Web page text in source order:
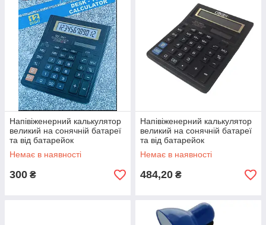
Напівіженерний калькулятор
великий на сонячній батареї
та від батарейок
Немає в наявності
300 ₴
Напівіженерний калькулятор
великий на сонячній батареї
та від батарейок
Немає в наявності
484,20 ₴